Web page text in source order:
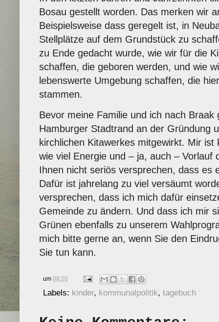
Bosau gestellt worden. Das merken wir
Beispielsweise dass geregelt ist, in
Stellplätze auf dem Grundstück zu
zu Ende gedacht wurde, wie wir für die
schaffen, die geboren werden, und wie
lebenswerte Umgebung schaffen, die
stammen.
Bevor meine Familie und ich nach
Hamburger Stadtrand an der Gründung
kirchlichen Kitawerkes mitgewirkt. Mir
wie viel Energie und – ja, auch – Vorlauf
Ihnen nicht seriös versprechen, dass es
Dafür ist jahrelang zu viel versäumt
versprechen, dass ich mich dafür
Gemeinde zu ändern. Und dass ich mir
Grünen ebenfalls zu unserem
mich bitte gerne an, wenn Sie den
Sie tun kann.
um 08:20
Labels: kinder, kommunalpolitik, tagebuch